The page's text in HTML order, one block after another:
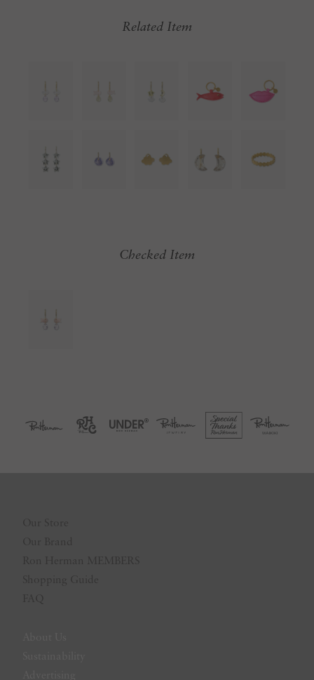
Related Item
Checked Item